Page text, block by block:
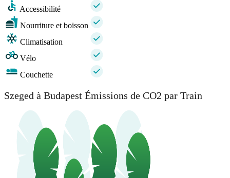
Accessibilité
Nourriture et boisson
Climatisation
Vélo
Couchette
Szeged à Budapest Émissions de CO2 par Train